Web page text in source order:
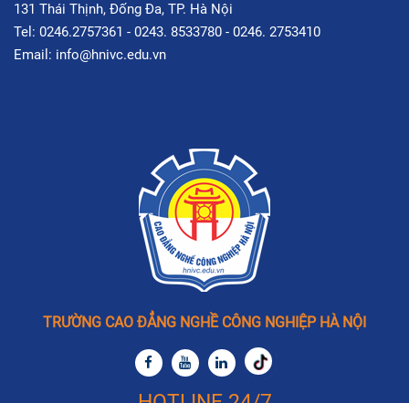
131 Thái Thịnh, Đống Đa, TP. Hà Nội
Tel: 0246.2757361 - 0243. 8533780 - 0246. 2753410
Email: info@hnivc.edu.vn
TRƯỜNG CAO ĐẲNG NGHỀ CÔNG NGHIỆP HÀ NỘI